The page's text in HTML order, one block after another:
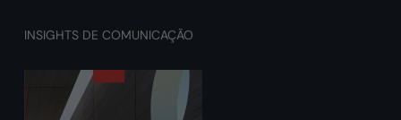
INSIGHTS DE COMUNICAÇÃO